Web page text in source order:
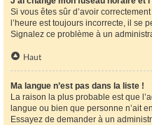
Si vous êtes sûr d’avoir
l’heure est toujours incorrecte, il se
Signalez ce problème à un
Haut
Ma langue n’est pas dans la liste !
La raison la plus probable est que
langue ou bien que personne n’ait
Essayez de demander à un